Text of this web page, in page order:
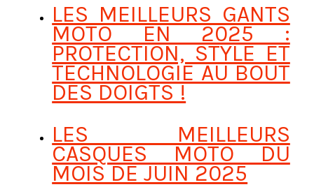
LES MEILLEURS GANTS
MOTO EN 2025 :
PROTECTION, STYLE ET
TECHNOLOGIE AU BOUT
DES DOIGTS !
LES MEILLEURS
CASQUES MOTO DU
MOIS DE JUIN 2025